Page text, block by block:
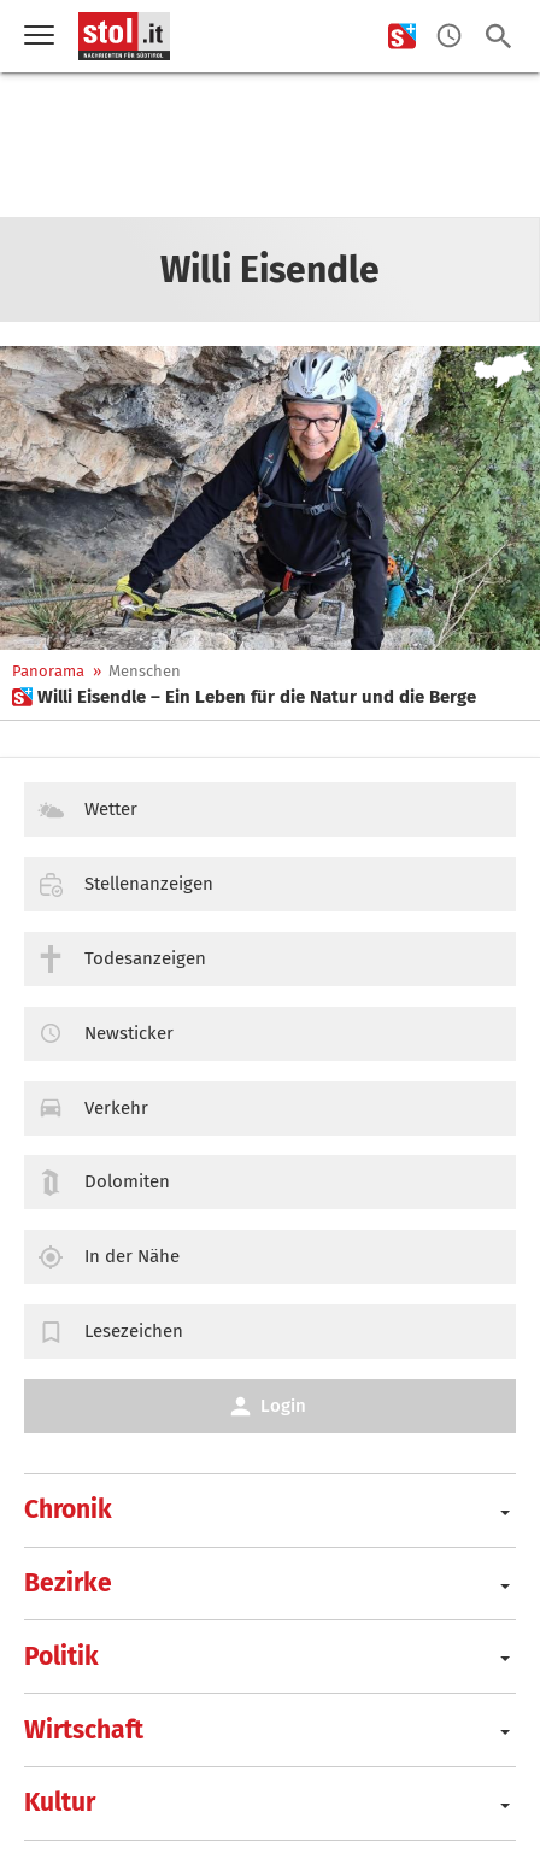
Willi Eisendle
Panorama » Menschen
 Willi Eisendle – Ein Leben für die Natur und die Berge
Chronik
Bezirke
Politik
Wirtschaft
Kultur
Wetter
Stellenanzeigen
Todesanzeigen
Newsticker
Verkehr
Dolomiten
In der Nähe
Lesezeichen
Login